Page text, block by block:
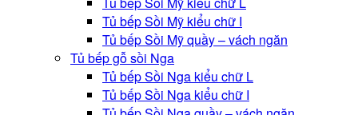
Tủ bếp Sồi Mỹ kiểu chữ I
Tủ bếp Sồi Mỹ quầy – vách ngăn
Tủ bếp gỗ sồi Nga
Tủ bếp Sồi Nga kiểu chữ L
Tủ bếp Sồi Nga kiểu chữ I